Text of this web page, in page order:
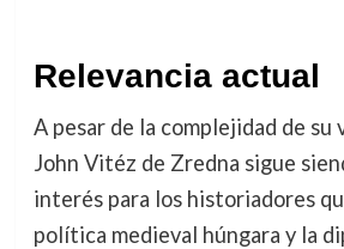
Relevancia actual
A pesar de la complejidad de su
John Vitéz de Zredna sigue
interés para los historiadores
política medieval húngara y la